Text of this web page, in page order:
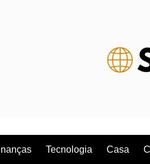
Tecnologia Casa